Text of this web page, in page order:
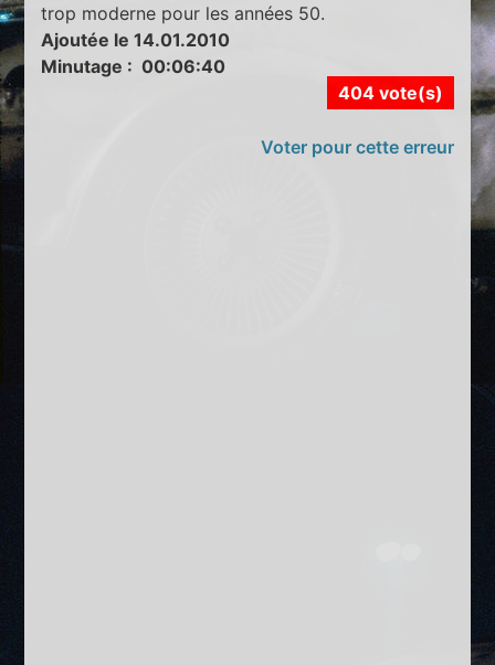
trop moderne pour les années 50.
Ajoutée le 14.01.2010
Minutage : 00:06:40
404 vote(s)
Voter pour cette erreur